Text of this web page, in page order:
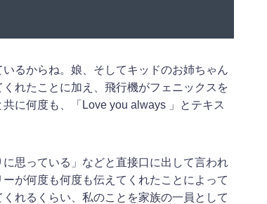
るからね。娘、そしてキッドのお姉ちゃん
れたことに加え、飛行機がフェニックスを
に何度も、「Love you always 」とテキス
思っている」などと直接口に出して言われ
が何度も何度も伝えてくれたことによって
れるくらい、私のことを家族の一員として